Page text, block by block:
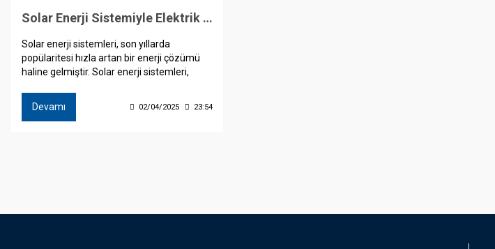
Solar Enerji Sistemiyle Elektrik Faturalarını Azaltma
Solar enerji sistemleri, son yıllarda
popülaritesi hızla artan bir enerji çözümü
haline gelmiştir. Solar enerji sistemleri,
dostu ve sürdürülebilir bir enerji üretim
yöntemidir.
Devamı 02/04/2025 23:54